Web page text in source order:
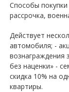
Способы
рассрочка,
Действует
автомобиля; -
вознаграждения
без наценки» -
скидка 10% на
квартиры.